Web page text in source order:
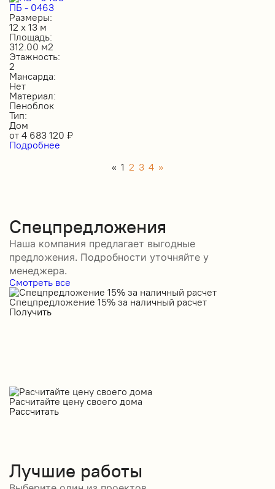
ПБ - 0463
Размеры:
12 х 13 м
Площадь:
312.00 м2
Этажность:
2
Мансарда:
Нет
Материал:
Пеноблок
Тип:
Дом
от 4 683 120 ₽
Подробнее
« 1 2 3 4 »
Спецпредложения
Наша компания предлагает выгодные
предложения. Подробности уточняйте у
менеджера.
Смотреть все
Спецпредложение 15% за наличный расчет
Получить
Расчитайте цену своего дома
Рассчитать
Лучшие работы